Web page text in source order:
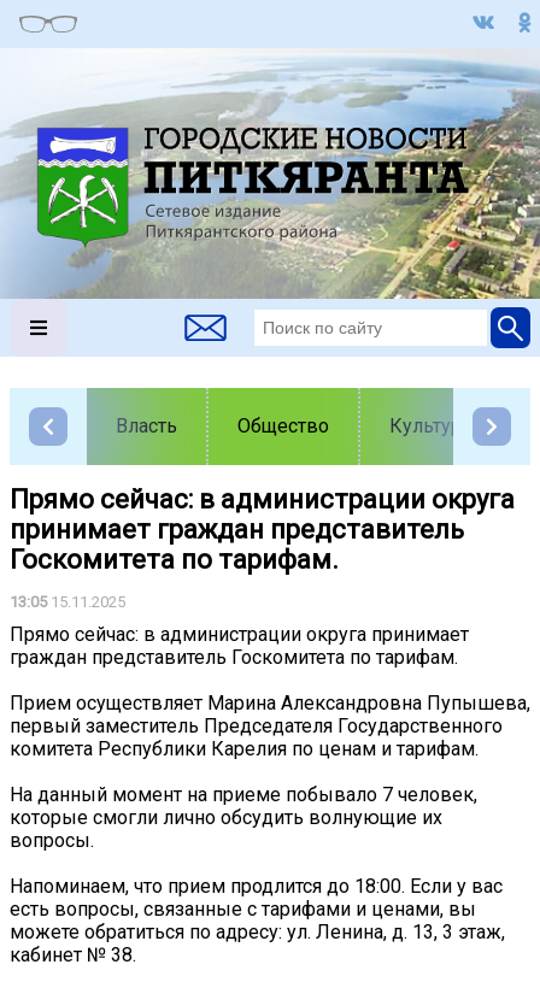
Власть Общество Культура
Прямо сейчас: в администрации округа
принимает граждан представитель
Госкомитета по тарифам.
13:0515.11.2025
Прямо сейчас: в администрации округа принимает
граждан представитель Госкомитета по тарифам.
Прием осуществляет Марина Александровна Пупышева,
первый заместитель Председателя Государственного
комитета Республики Карелия по ценам и тарифам.
На данный момент на приеме побывало 7 человек,
которые смогли лично обсудить волнующие их
вопросы.
Напоминаем, что прием продлится до 18:00. Если у вас
есть вопросы, связанные с тарифами и ценами, вы
можете обратиться по адресу: ул. Ленина, д. 13, 3 этаж,
кабинет № 38.